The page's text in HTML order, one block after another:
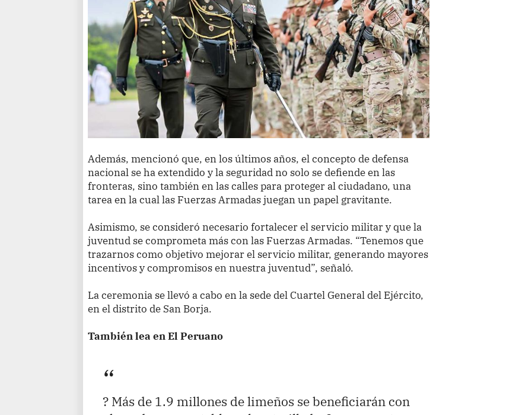
Además, mencionó que, en los últimos años, el concepto de defensa
nacional se ha extendido y la seguridad no solo se defiende en las
fronteras, sino también en las calles para proteger al ciudadano, una
tarea en la cual las Fuerzas Armadas juegan un papel gravitante.
Asimismo, se consideró necesario fortalecer el servicio militar y que la
juventud se comprometa más con las Fuerzas Armadas. “Tenemos que
trazarnos como objetivo mejorar el servicio militar, generando mayores
incentivos y compromisos en nuestra juventud”, señaló.
La ceremonia se llevó a cabo en la sede del Cuartel General del Ejército,
en el distrito de San Borja.
También lea en El Peruano
? Más de 1.9 millones de limeños se beneficiarán con